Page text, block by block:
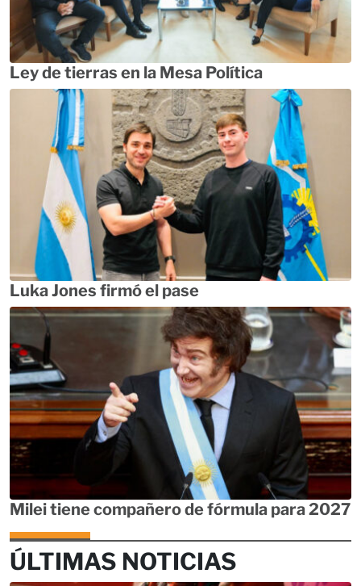
Ley de tierras en la Mesa Política
Luka Jones firmó el pase
Milei tiene compañero de fórmula para 2027
ÚLTIMAS NOTICIAS